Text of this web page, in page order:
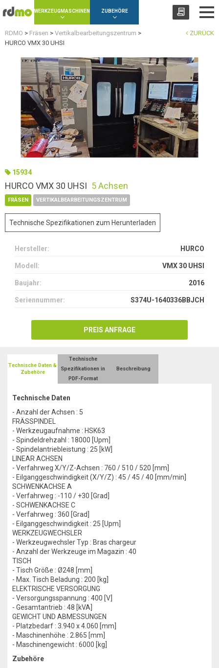
WERKZEUGMASCHINEN ZUBEHÖRE
ZURÜCK
RDMO > Fräsen > Vertikalbearbeitungszentrum >
HURCO VMX 30 UHSI
15934
HURCO VMX 30 UHSI 5 Achsen
FRÄSEN VERTIKALBEARBEITUNGSZENTRUM
Technische Spezifikationen zum Herunterladen
Hersteller: HURCO
Modell: VMX 30 UHSI
Baujahr: 2016
Seriennummer: S374U-1640336BBJCH
PREIS ANFRAGE
Technische Daten &
Zubehöre
Technische Daten
- Anzahl der Achsen : 5
FRÄSSPINDEL
- Werkzeugaufnahme : HSK63
- Spindeldrehzahl : 18000 [Upm]
- Spindelantriebleistung : 25 [kW]
LINEAR ACHSEN
- Verfahrweg X/Y/Z-Achsen : 760 / 510 / 520 [mm]
- Eilganggeschwindigkeit (X/Y/Z) : 45 / 45 / 40 [mm/min]
SCHWENKACHSE A
- Verfahrweg : -110 / +30 [Grad]
- SCHWENKACHSE C
- Verfahrweg : 360 [Grad]
- Eilganggeschwindigkeit : 25 [Upm]
WERKZEUGWECHSLER
- Werkzeugwechsler Typ : Bras chargeur
- Anzahl der Werkzeuge im Magazin : 40
TISCH
- Tisch Größe : Ø248 [mm]
- Max. Tisch Beladung : 200 [kg]
ELEKTRISCHE VERSORGUNG
- Versorgungsspannung : 400 [V]
- Gesamtantrieb : 48 [kVA]
GEWICHT UND ABMESSUNGEN
- Platzbedarf : 3.940 x 4.060 [mm]
- Maschinenhöhe : 2.865 [mm]
- Maschinengewicht : 6000 [kg]
Zubehöre
Technische
Spezifikationen in
PDF-Format
Beschreibung